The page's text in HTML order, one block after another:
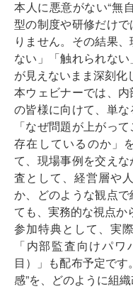
本人に悪意がない“無
型の制度や研修だけ
りません。その結果
ない」「触れられな
が見えないまま深刻化
本ウェビナーでは、
の皆様に向けて、単な
「なぜ問題が上がっ
存在しているのか」
て、現場事例を交え
査として、経営層や
か、どのような観点
ても、実務的な視点か
参加特典として、実
「内部監査向けパ
目）」も配布予定で
感”を、どのように組